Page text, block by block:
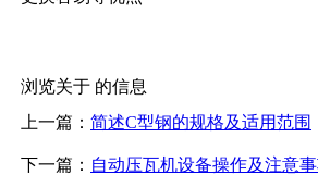
浏览关于 的信息
上一篇： 简述C型钢的规格及适用范围
下一篇： 自动压瓦机设备操作及注意